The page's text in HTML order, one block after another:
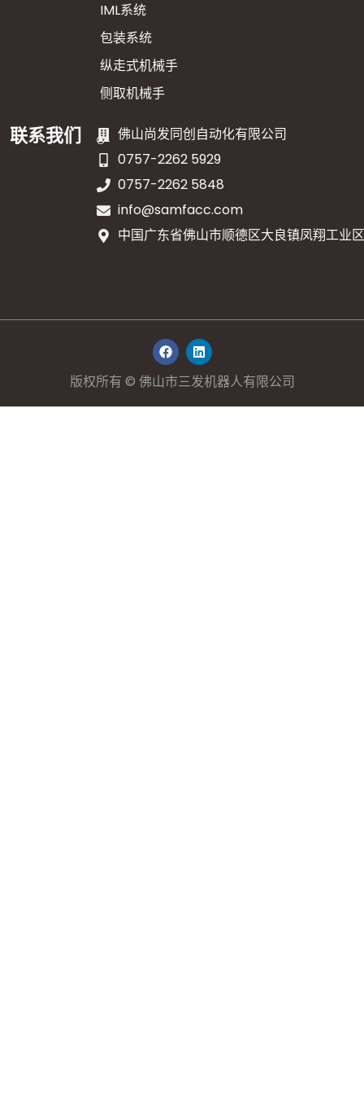
IML系统
包装系统
纵走式机械手
侧取机械手
联系我们
佛山尚发同创自动化有限公司
0757-2262 5929
0757-2262 5848
info@samfacc.com
中国广东省佛山市顺德区大良镇凤翔工业
在
F
a
c
e
b
L
i
n
k
e
d
版权所有 © 佛山市三发机器人有限公司